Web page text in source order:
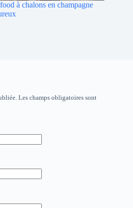
à chalons en champagne
Les champs obligatoires sont